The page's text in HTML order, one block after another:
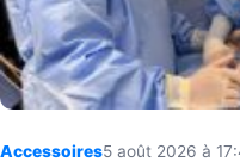
Accessoires5 août 2026 à